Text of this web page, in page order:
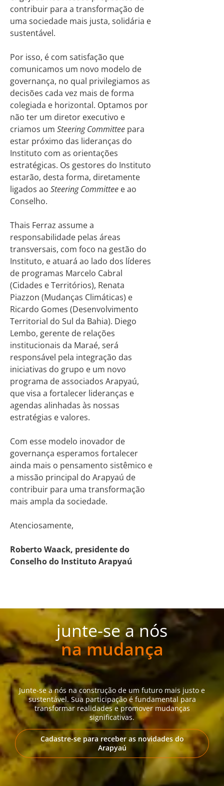
contribuir para a transformação de
uma sociedade mais justa, solidária e
sustentável.
Por isso, é com satisfação que
comunicamos um novo modelo de
governança, no qual privilegiamos as
decisões cada vez mais de forma
colegiada e horizontal. Optamos por
não ter um diretor executivo e
criamos um Steering Committee para
estar próximo das lideranças do
Instituto com as orientações
estratégicas. Os gestores do Instituto
estarão, desta forma, diretamente
ligados ao Steering Committee e ao
Conselho.
Thais Ferraz assume a
responsabilidade pelas áreas
transversais, com foco na gestão do
Instituto, e atuará ao lado dos líderes
de programas Marcelo Cabral
(Cidades e Territórios), Renata
Piazzon (Mudanças Climáticas) e
Ricardo Gomes (Desenvolvimento
Territorial do Sul da Bahia). Diego
Lembo, gerente de relações
institucionais da Maraé, será
responsável pela integração das
iniciativas do grupo e um novo
programa de associados Arapyaú,
que visa a fortalecer lideranças e
agendas alinhadas às nossas
estratégias e valores.
Com esse modelo inovador de
governança esperamos fortalecer
ainda mais o pensamento sistêmico e
a missão principal do Arapyaú de
contribuir para uma transformação
mais ampla da sociedade.
Atenciosamente,
Roberto Waack, presidente do
Conselho do Instituto Arapyaú
junte-se a nós
na mudança
Junte-se a nós na construção de um futuro mais justo e
sustentável. Sua participação é fundamental para
transformar realidades e promover mudanças
significativas.
Cadastre-se para receber as novidades do
Arapyaú